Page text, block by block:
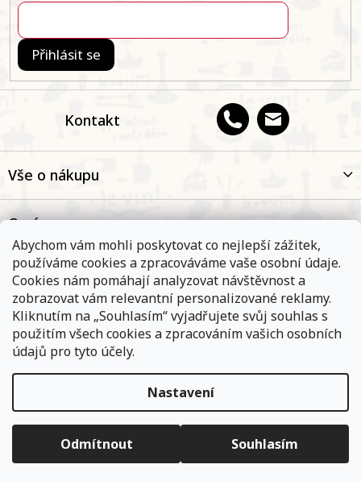
Abychom vám mohli poskytovat co nejlepší zážitek,
používáme cookies a zpracováváme vaše osobní údaje.
Cookies nám pomáhají analyzovat návštěvnost a
zobrazovat vám relevantní personalizované reklamy.
Kliknutím na „Souhlasím“ vyjadřujete svůj souhlas s
použitím všech cookies a zpracováním vašich osobních
údajů pro tyto účely.
Nastavení
Odmítnout Souhlasím
Objednávky, které přijmeme a jsou uhrazeny do 11,00 hodin
expedujeme ještě v ten samý den. Vyčkejte prosím na
informace od přepravní společnosti. Pokud jste zvolili osobní
vyzvednutí na některé z našich poboček - vyčkejte na informační
Kontakt
Přihlásit se
Vše o nákupu
O nás
Oblíbené kategorie
Kontakt
Vytvořil Shoptet